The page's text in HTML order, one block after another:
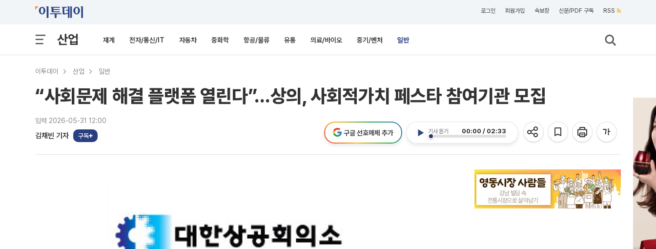
로그인 회원가입 속보창 신문/PDF 구독 RSS
산업 재계 전자/통신/IT 자동차 중화학 항공/물류 유통 의료/바이오 중기/벤처 일반
이투데이 산업 일반
“사회문제 해결 플랫폼 열린다”…상의, 사회적가치 페스타 참여기관 모집
입력 2026-05-31 12:00
김채빈 기자 구독
기사 듣기 00:00 / 02:33
구글 선호매체 추가